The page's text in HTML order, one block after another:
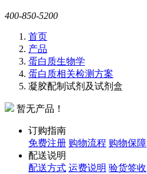
400-850-5200
首页
产品
蛋白质生物学
蛋白质相关检测方案
凝胶配制试剂及试剂盒
暂无产品！
订购指南
免费注册 购物流程 购物保障
配送说明
配送方式 运费说明 验货签收